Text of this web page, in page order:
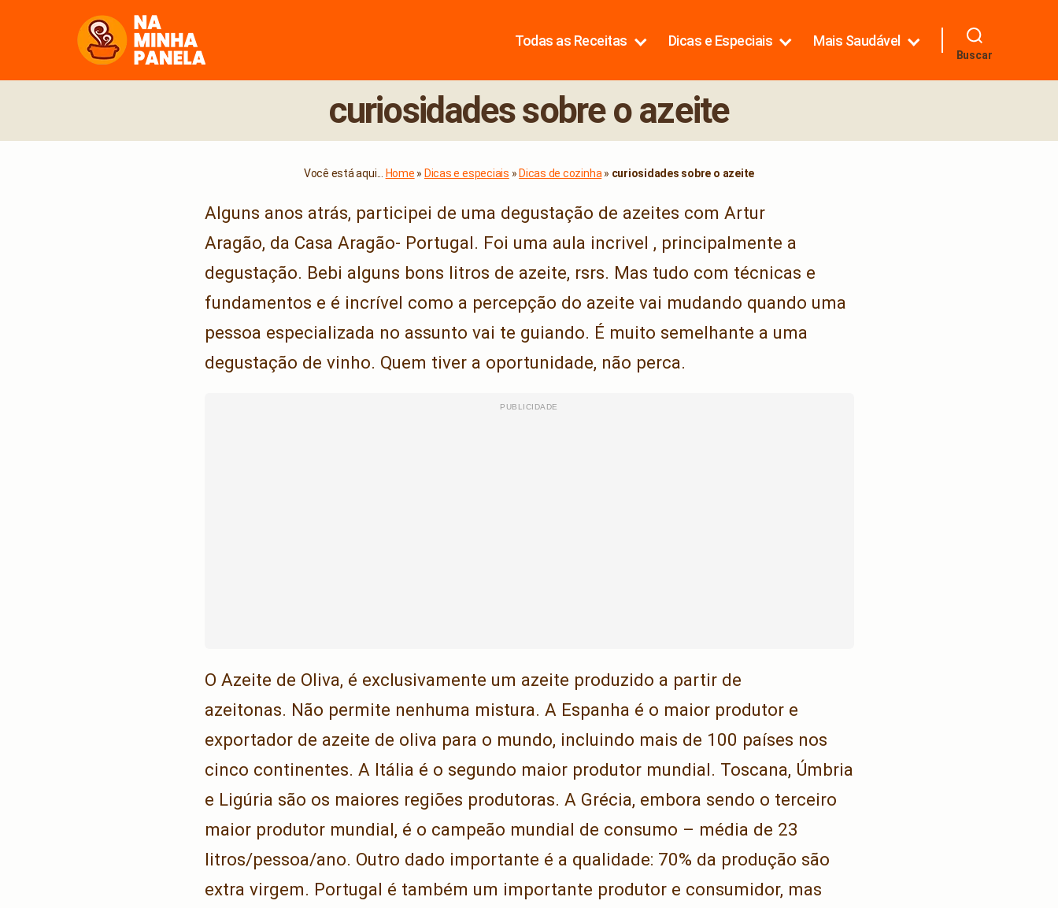
Todas as Receitas Dicas e Especiais Mais Saudável
Buscar
curiosidades sobre o azeite
Você está aqui... Home » Dicas e especiais » Dicas de cozinha» curiosidades sobre o azeite
Alguns anos atrás, participei de uma degustação de azeites com Artur
Aragão, da Casa Aragão- Portugal. Foi uma aula incrivel , principalmente a
degustação. Bebi alguns bons litros de azeite, rsrs. Mas tudo com técnicas e
fundamentos e é incrível como a percepção do azeite vai mudando quando uma
pessoa especializada no assunto vai te guiando. É muito semelhante a uma
degustação de vinho. Quem tiver a oportunidade, não perca.
O Azeite de Oliva, é exclusivamente um azeite produzido a partir de
azeitonas. Não permite nenhuma mistura. A Espanha é o maior produtor e
exportador de azeite de oliva para o mundo, incluindo mais de 100 países nos
cinco continentes. A Itália é o segundo maior produtor mundial. Toscana, Úmbria
e Ligúria são os maiores regiões produtoras. A Grécia, embora sendo o terceiro
maior produtor mundial, é o campeão mundial de consumo – média de 23
litros/pessoa/ano. Outro dado importante é a qualidade: 70% da produção são
extra virgem. Portugal é também um importante produtor e consumidor, mas